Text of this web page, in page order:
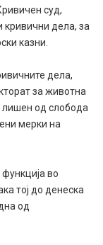
суд,
кривични дела, за
казни.
дела,
за животна
од слобода
мерки на
во
тој до денеска
од